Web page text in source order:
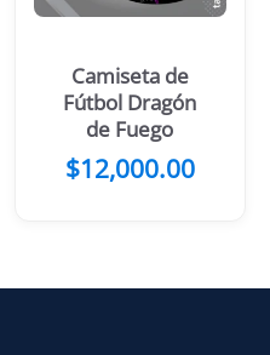
Camiseta de
Fútbol Dragón
de Fuego
$12,000.00